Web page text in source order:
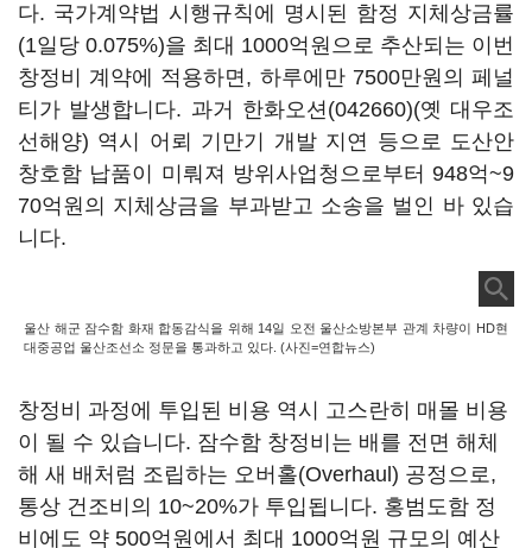
다. 국가계약법 시행규칙에 명시된 함정 지체상금률
(1일당 0.075%)을 최대 1000억원으로 추산되는 이번
창정비 계약에 적용하면, 하루에만 7500만원의 페널
티가 발생합니다. 과거 한화오션(042660)(옛 대우조
선해양) 역시 어뢰 기만기 개발 지연 등으로 도산안
창호함 납품이 미뤄져 방위사업청으로부터 948억~9
70억원의 지체상금을 부과받고 소송을 벌인 바 있습
니다.
울산 해군 잠수함 화재 합동감식을 위해 14일 오전 울산소방본부 관계 차량이 HD현
대중공업 울산조선소 정문을 통과하고 있다. (사진=연합뉴스)
창정비 과정에 투입된 비용 역시 고스란히 매몰 비용
이 될 수 있습니다. 잠수함 창정비는 배를 전면 해체
해 새 배처럼 조립하는 오버홀(Overhaul) 공정으로,
통상 건조비의 10~20%가 투입됩니다. 홍범도함 정
비에도 약 500억원에서 최대 1000억원 규모의 예산